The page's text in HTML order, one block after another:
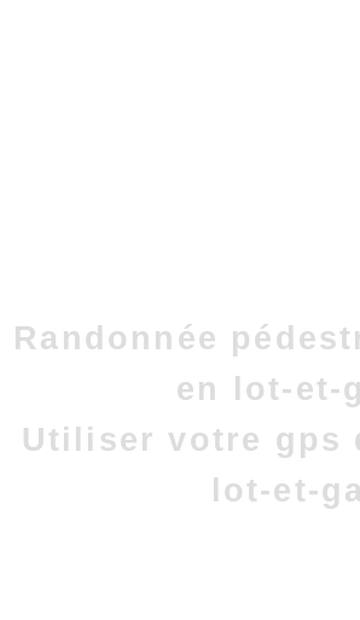
Randonnée
en lot-et-
Utiliser votre gps
lot-et-